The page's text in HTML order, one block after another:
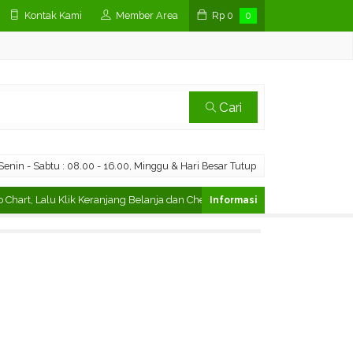
Kontak Kami Member Area Rp 0 0
Cari
- Sabtu : 08.00 - 16.00, Minggu & Hari Besar Tutup
Klik Keranjang Belanja dan Checkout Cara Pesan di